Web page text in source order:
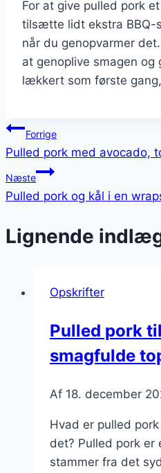
For at give pulled pork
tilsætte lidt ekstra BBQ-
når du genopvarmer
at genoplive smagen og
lækkert som første
Forrige
Pulled pork med avocado,
Næste
Pulled pork og kål i en
Lignende
Opskrifter
Pulled pork
smagfulde
Af 18. december
Hvad er pulled
det? Pulled pork
stammer fra det